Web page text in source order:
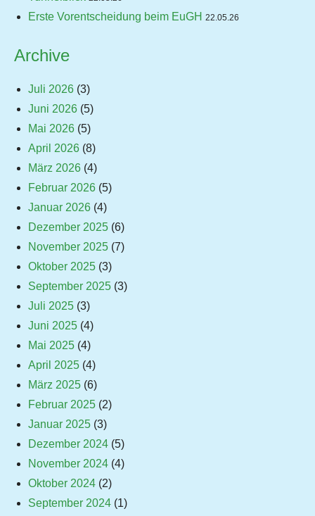
Erste Vorentscheidung beim EuGH 22.05.26
Archive
Juli 2026 (3)
Juni 2026 (5)
Mai 2026 (5)
April 2026 (8)
März 2026 (4)
Februar 2026 (5)
Januar 2026 (4)
Dezember 2025 (6)
November 2025 (7)
Oktober 2025 (3)
September 2025 (3)
Juli 2025 (3)
Juni 2025 (4)
Mai 2025 (4)
April 2025 (4)
März 2025 (6)
Februar 2025 (2)
Januar 2025 (3)
Dezember 2024 (5)
November 2024 (4)
Oktober 2024 (2)
September 2024 (1)